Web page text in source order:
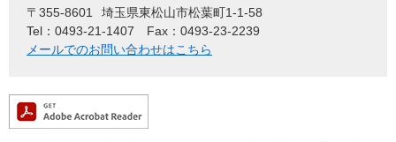
〒355-8601
埼玉県東松山市松葉町1-1-58
Tel：0493-21-1407
Fax：0493-23-2239
メールでのお問い合わせはこちら